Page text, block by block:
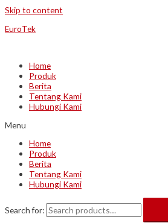
Skip to content
EuroTek
Home
Produk
Berita
Tentang Kami
Hubungi Kami
Menu
Home
Produk
Berita
Tentang Kami
Hubungi Kami
Search for: